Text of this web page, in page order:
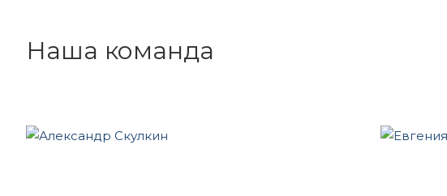
Наша команда